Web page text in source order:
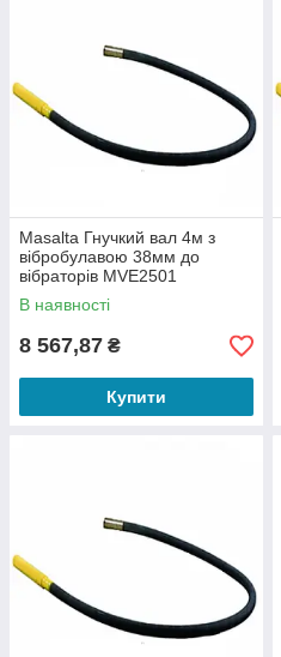
Masalta Гнучкий вал 4м з
вібробулавою 38мм до
вібраторів MVE2501
В наявності
8 567,87 ₴
Купити